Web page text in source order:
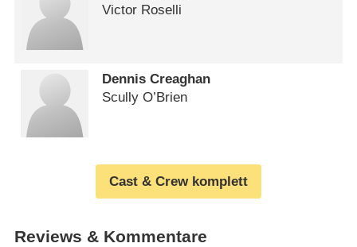
Victor Roselli
Dennis Creaghan
Scully O’Brien
Cast & Crew komplett
Reviews & Kommentare